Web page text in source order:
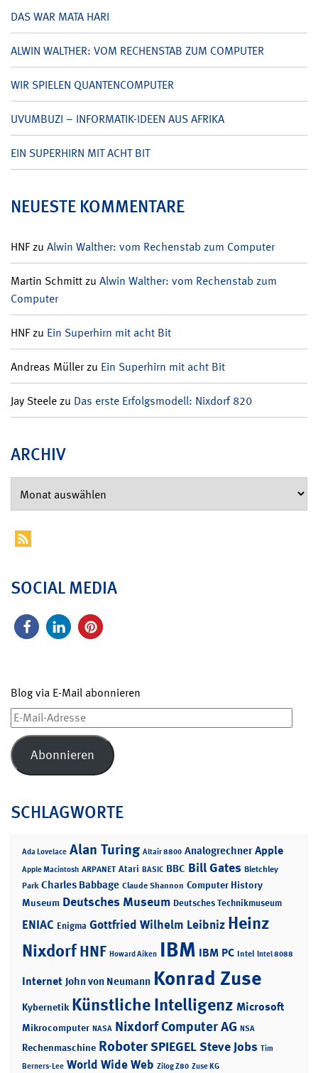
DAS WAR MATA HARI
ALWIN WALTHER: VOM RECHENSTAB ZUM COMPUTER
WIR SPIELEN QUANTENCOMPUTER
UVUMBUZI – INFORMATIK-IDEEN AUS AFRIKA
EIN SUPERHIRN MIT ACHT BIT
NEUESTE KOMMENTARE
HNFzu Alwin Walther: vom Rechenstab zum Computer
Martin Schmittzu Alwin Walther: vom Rechenstab zum
Computer
HNFzu Ein Superhirn mit acht Bit
Andreas Müllerzu Ein Superhirn mit acht Bit
Jay Steelezu Das erste Erfolgsmodell: Nixdorf 820
ARCHIV
SOCIAL MEDIA
Blog via E-Mail abonnieren
E-
Mail-
Adresse
Abonnieren
SCHLAGWORTE
Ada Lovelace Alan Turing Altair 8800 Analogrechner Apple
Apple Macintosh ARPANET Atari BASIC BBC Bill Gates Bletchley
Park Charles Babbage Claude Shannon Computer History
Museum Deutsches Museum Deutsches Technikmuseum
ENIAC Enigma Gottfried Wilhelm Leibniz Heinz
NixdorfHNF Howard Aiken IBM IBM PC Intel Intel 8088
Internet John von Neumann Konrad Zuse
Kybernetik Künstliche Intelligenz Microsoft
Mikrocomputer NASA Nixdorf Computer AG NSA
Rechenmaschine RoboterSPIEGELSteve Jobs Tim
Berners-Lee World Wide Web Zilog Z80 Zuse KG